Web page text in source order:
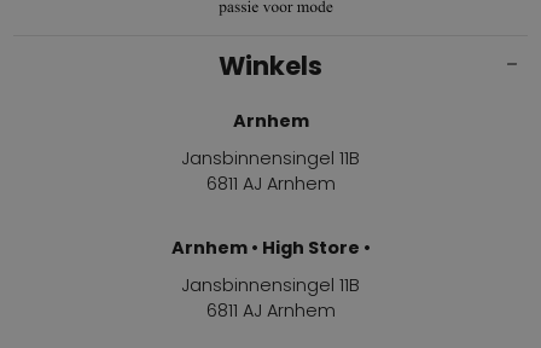
Winkels
Arnhem
Jansbinnensingel 11B
6811 AJ Arnhem
Arnhem • High Store •
Jansbinnensingel 11B
6811 AJ Arnhem